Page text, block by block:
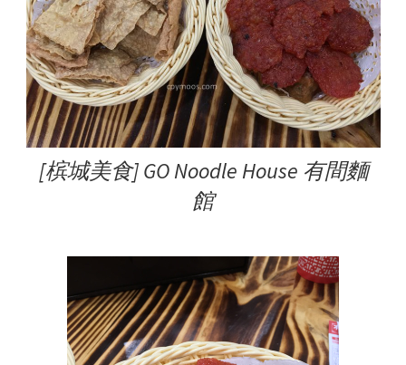
[槟城美食] GO Noodle House 有間麵
館